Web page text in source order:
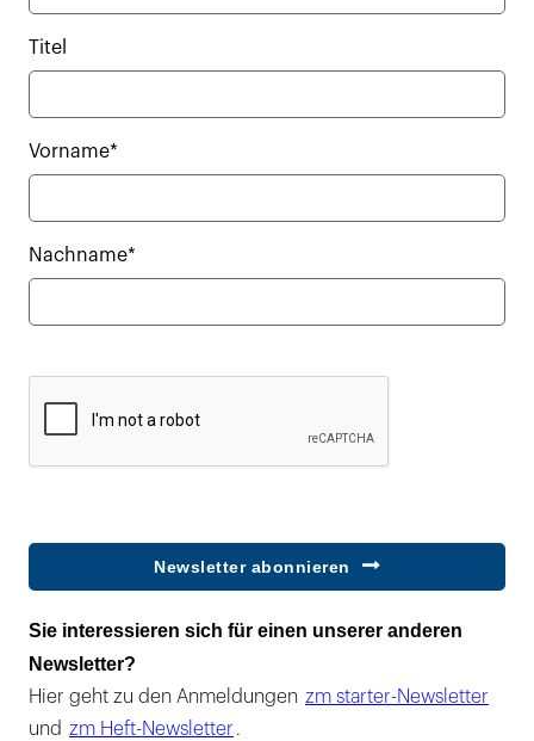
Titel
Vorname*
Nachname*
Newsletter abonnieren
Sie interessieren sich für einen unserer anderen
Newsletter?
Hier geht zu den Anmeldungen zm starter-Newsletter
und zm Heft-Newsletter .